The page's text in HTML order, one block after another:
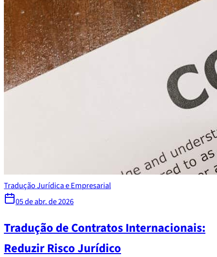
Tradução Jurídica e Empresarial
05 de abr. de 2026
Tradução de Contratos Internacionais:
Reduzir Risco Jurídico